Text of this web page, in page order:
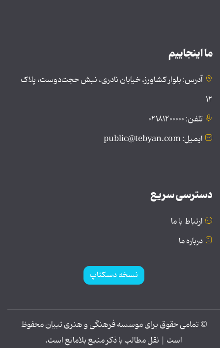
ما اینجاییم
آدرس: بلوار کشاورز، خیابان نادری، نبش حجت‌دوست، پلاک
۱۲
تلفن: ۰۲۱۸۱۲۰۰۰۰۰
ایمیل: public@tebyan.com
دسترسی سریع
ارتباط با ما
درباره ما
نسخه دسکتاپ
© تمامی حقوق برای موسسه فرهنگی و هنری تبیان محفوظ
است | نقل مطالب با ذکر منبع بلامانع است.